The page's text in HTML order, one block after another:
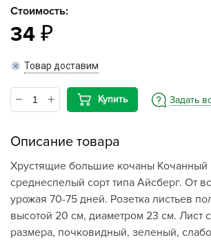
Стоимость:
34
Товар доставим
Купить Задать
Описание товара
Хрустящие большие кочаны Кочанный
среднеспелый сорт типа Айсберг. От
урожая 70-75 дней. Розетка листьев
высотой 20 см, диаметром 23 см. Лист
размера, почковидный, зеленый,